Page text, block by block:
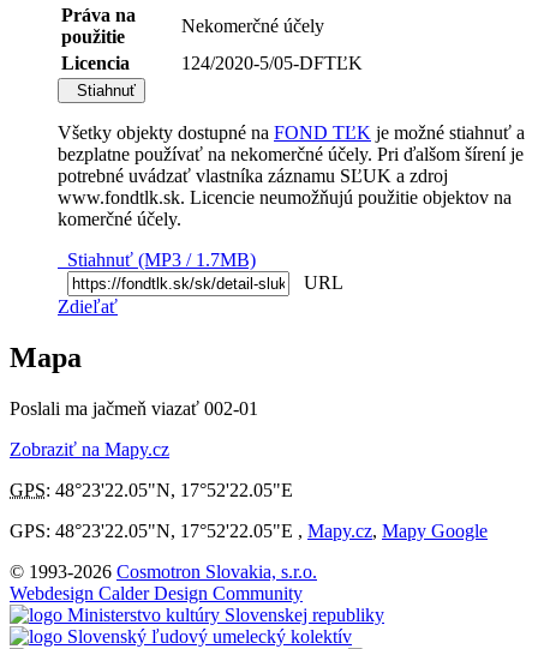
Práva na
použitie
Nekomerčné účely
Licencia
124/2020-5/05-DFTĽK
Stiahnuť
Všetky objekty dostupné na FOND TĽK je možné stiahnuť a
bezplatne používať na nekomerčné účely. Pri ďalšom šírení je
potrebné uvádzať vlastníka záznamu SĽUK a zdroj
www.fondtlk.sk. Licencie neumožňujú použitie objektov na
komerčné účely.
Stiahnuť (MP3 / 1.7MB)
URL
Zdieľať
Mapa
Poslali ma jačmeň viazať 002-01
Zobraziť na Mapy.cz
GPS: 48°23'22.05"N, 17°52'22.05"E
GPS: 48°23'22.05"N, 17°52'22.05"E , Mapy.cz, Mapy Google
© 1993-2026 Cosmotron Slovakia, s.r.o.
Webdesign Calder Design Community